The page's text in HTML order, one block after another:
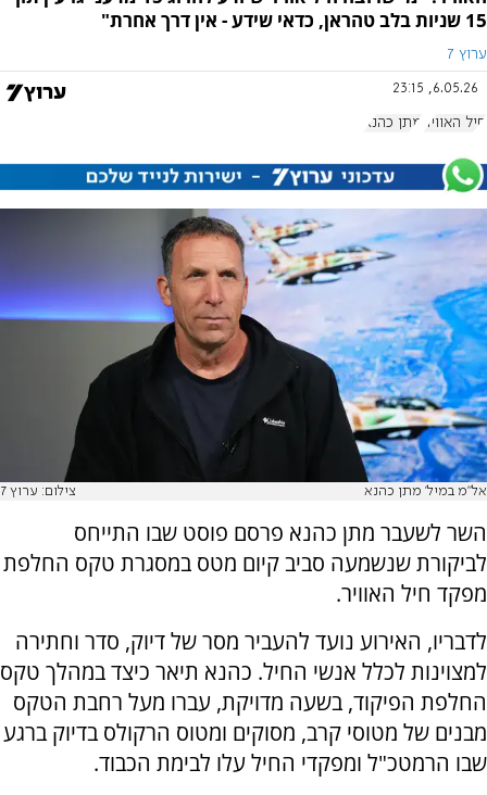
15 שניות בלב טהראן, כדאי שידע - אין דרך אחרת"
ערוץ 7
6.05.26, 23:15
חיל האוויר מתן כהנא
אל"מ במיל' מתן כהנא צילום: ערוץ 7
השר לשעבר מתן כהנא פרסם פוסט שבו התייחס
לביקורת שנשמעה סביב קיום מטס במסגרת טקס החלפת
מפקד חיל האוויר.
לדבריו, האירוע נועד להעביר מסר של דיוק, סדר וחתירה
למצוינות לכלל אנשי החיל. כהנא תיאר כיצד במהלך טקס
החלפת הפיקוד, בשעה מדויקת, עברו מעל רחבת הטקס
מבנים של מטוסי קרב, מסוקים ומטוס הרקולס בדיוק ברגע
שבו הרמטכ"ל ומפקדי החיל עלו לבימת הכבוד.